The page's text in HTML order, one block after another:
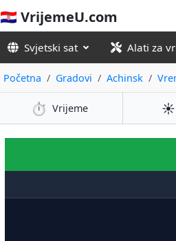
🇭🇷 VrijemeU.com
Svjetski sat Alati za
Početna Gradovi Achinsk
⏱️ Vrijeme ☀️